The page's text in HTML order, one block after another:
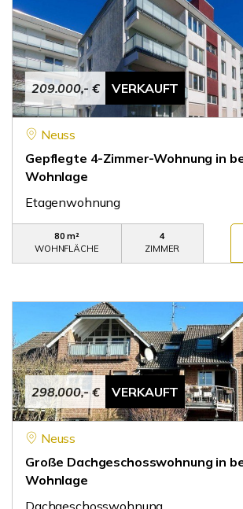
209.000,- € VERKAUFT
Neuss
Gepflegte 4-Zimmer-Wohnung in
Wohnlage
Etagenwohnung
80 m²
WOHNFLÄCHE
4
ZIMMER
298.000,- € VERKAUFT
Neuss
Große Dachgeschosswohnung in
Wohnlage
Dachgeschosswohnung